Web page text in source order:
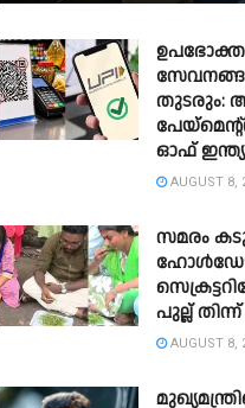
തുടരും:
ഓഫ് ഇന്ത്യ
AUGUST 8,
സമരം
പുല്ല്
AUGUST 8,